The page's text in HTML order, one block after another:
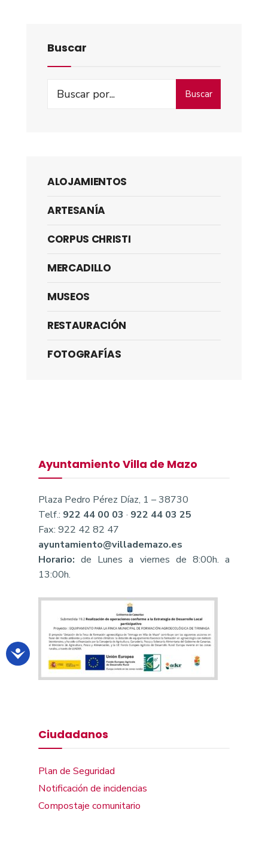
Buscar
Buscar
ALOJAMIENTOS
ARTESANÍA
CORPUS CHRISTI
MERCADILLO
MUSEOS
RESTAURACIÓN
FOTOGRAFÍAS
Ayuntamiento Villa de Mazo
Plaza Pedro Pérez Díaz, 1 – 38730
Telf.: 922 44 00 03 · 922 44 03 25
Fax: 922 42 82 47
ayuntamiento@villademazo.es
Horario: de Lunes a viernes de 8:00h. a
13:00h.
Ciudadanos
Plan de Seguridad
Notificación de incidencias
Compostaje comunitario